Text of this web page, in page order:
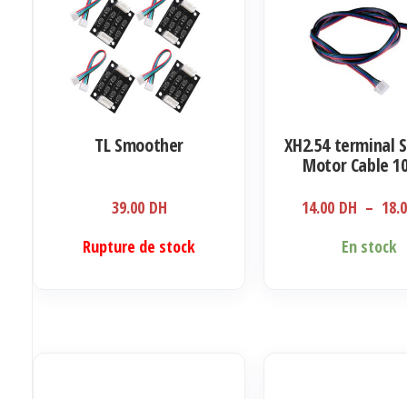
TL Smoother
39.00 DH
Rupture de stock
XH2.54 terminal
Motor Cable
14.00 DH –
En stock